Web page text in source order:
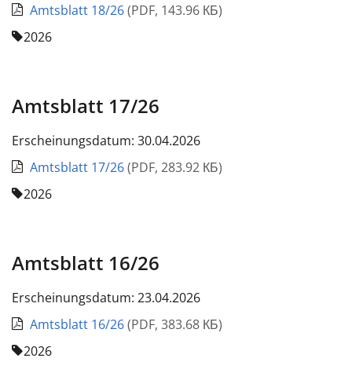
Amtsblatt 18/26(PDF, 143.96 КБ)
2026
Amtsblatt 17/26
Erscheinungsdatum: 30.04.2026
Amtsblatt 17/26(PDF, 283.92 КБ)
2026
Amtsblatt 16/26
Erscheinungsdatum: 23.04.2026
Amtsblatt 16/26(PDF, 383.68 КБ)
2026